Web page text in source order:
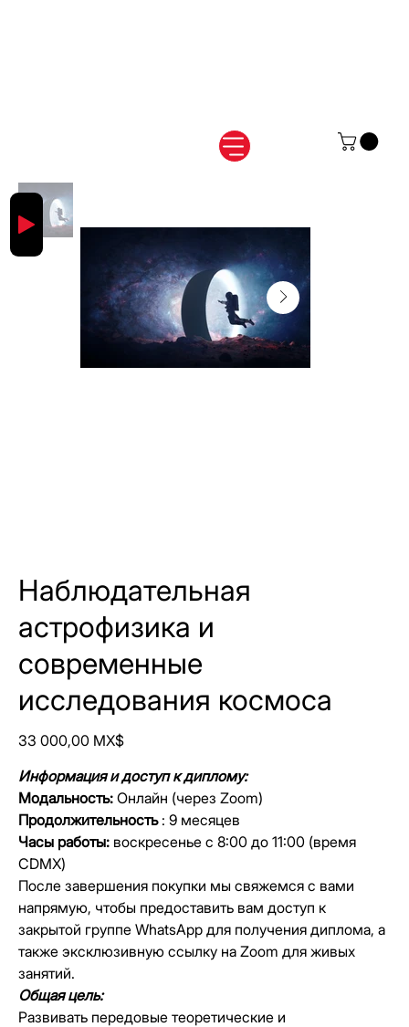
Наблюдательная
астрофизика и
современные
исследования космоса
Цена
33 000,00 MX$
Информация и доступ к диплому:
Модальность: Онлайн (через Zoom)
Продолжительность: 9 месяцев
Часы работы: воскресенье с 8:00 до 11:00 (время
CDMX)
После завершения покупки мы свяжемся с вами
напрямую, чтобы предоставить вам доступ к
закрытой группе WhatsApp для получения диплома, а
также эксклюзивную ссылку на Zoom для живых
занятий.
Общая цель:
Развивать передовые теоретические и